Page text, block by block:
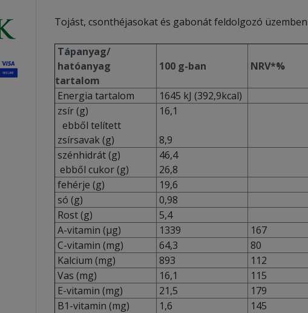
Tojást, csonthéjasokat és gabonát feldolgozó
Tápanyag/
hatóanyag
tartalom
100 g-ban NRV*%
Energia tartalom
1645 kJ (392,9kcal)
zsír (g)
ebből telített
zsírsavak (g)
16,1
8,9
szénhidrát (g)
ebből cukor (g)
46,4
26,8
fehérje (g)
19,6
só (g)
0,98
Rost (g)
5,4
A-vitamin (µg)
1339
167
C-vitamin (mg)
64,3
80
Kalcium (mg)
893
112
Vas (mg)
16,1
115
E-vitamin (mg)
21,5
179
B1-vitamin (mg)
1,6
145